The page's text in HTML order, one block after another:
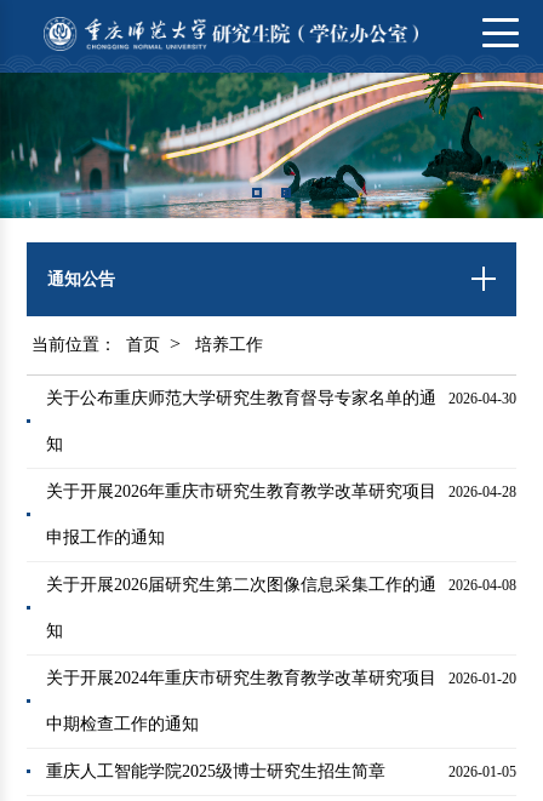
通知公告
当前位置： 首页 > 培养工作
2026-04-30
关于公布重庆师范大学研究生教育督导专家名单的通
知
2026-04-28
关于开展2026年重庆市研究生教育教学改革研究项目
申报工作的通知
2026-04-08
关于开展2026届研究生第二次图像信息采集工作的通
知
2026-01-20
关于开展2024年重庆市研究生教育教学改革研究项目
中期检查工作的通知
2026-01-05
重庆人工智能学院2025级博士研究生招生简章